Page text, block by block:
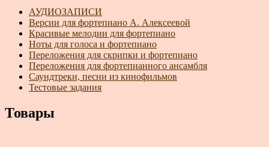
АУДИОЗАПИСИ
Версии для фортепиано А. Алексеевой
Красивые мелодии для фортепиано
Ноты для голоса и фортепиано
Переложения для скрипки и фортепиано
Переложения для фортепианного ансамбля
Саундтреки, песни из кинофильмов
Тестовые задания
Товары